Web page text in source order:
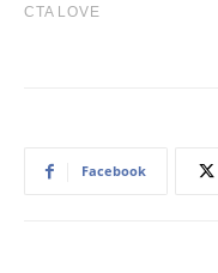
Facebook